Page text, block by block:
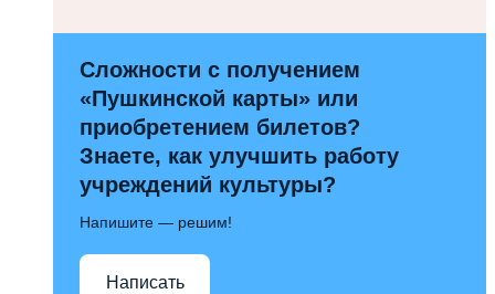
Сложности с получением
«Пушкинской карты» или
приобретением билетов?
Знаете, как улучшить работу
учреждений культуры?
Напишите — решим!
Написать